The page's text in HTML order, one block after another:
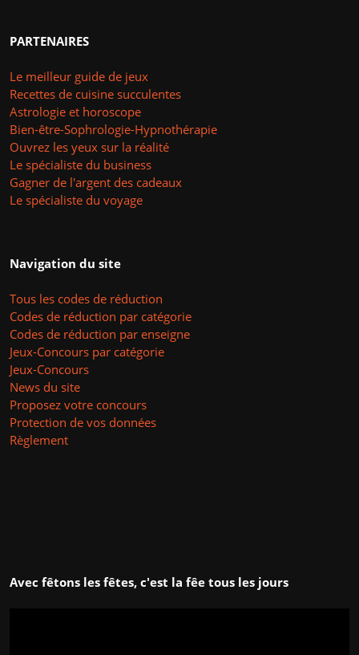
PARTENAIRES
Le meilleur guide de jeux
Recettes de cuisine succulentes
Astrologie et horoscope
Bien-être-Sophrologie-Hypnothérapie
Ouvrez les yeux sur la réalité
Le spécialiste du business
Gagner de l'argent des cadeaux
Le spécialiste du voyage
Navigation du site
Tous les codes de réduction
Codes de réduction par catégorie
Codes de réduction par enseigne
Jeux-Concours par catégorie
Jeux-Concours
News du site
Proposez votre concours
Protection de vos données
Règlement
Avec fêtons les fêtes, c'est la fêe tous les jours